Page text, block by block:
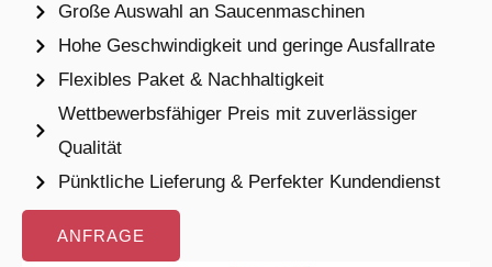
Große Auswahl an Saucenmaschinen
Hohe Geschwindigkeit und geringe Ausfallrate
Flexibles Paket & Nachhaltigkeit
Wettbewerbsfähiger Preis mit zuverlässiger
Qualität
Pünktliche Lieferung & Perfekter Kundendienst
ANFRAGE